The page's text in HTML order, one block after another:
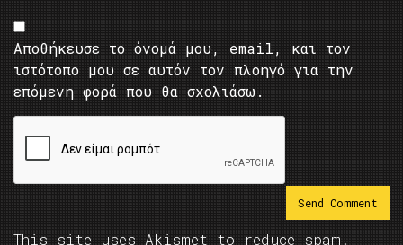
Αποθήκευσε το όνομά μου, email, και τον
ιστότοπο μου σε αυτόν τον πλοηγό για την
επόμενη φορά που θα σχολιάσω.
This site uses Akismet to reduce spam.